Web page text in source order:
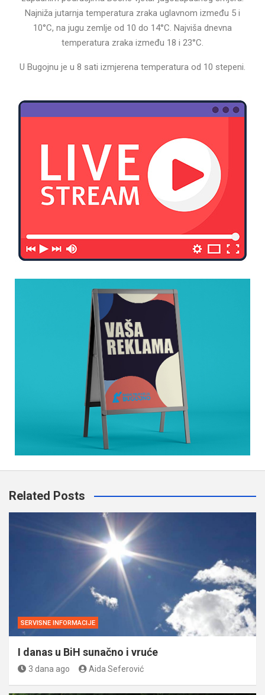
Najniža jutarnja temperatura zraka uglavnom između 5 i
10°C, na jugu zemlje od 10 do 14°C. Najviša dnevna
temperatura zraka između 18 i 23°C.
U Bugojnu je u 8 sati izmjerena temperatura od 10 stepeni.
Related Posts
SERVISNE INFORMACIJE
I danas u BiH sunačno i vruće
3 dana ago Aida Seferović